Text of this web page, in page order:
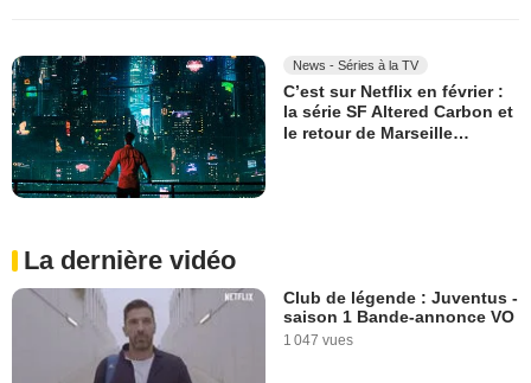
News - Séries à la TV
C’est sur Netflix en février :
la série SF Altered Carbon et
le retour de Marseille…
La dernière vidéo
Club de légende : Juventus -
saison 1 Bande-annonce VO
1 047 vues